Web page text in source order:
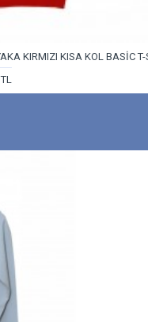
KIRMIZI KISA KOL BASİC T-